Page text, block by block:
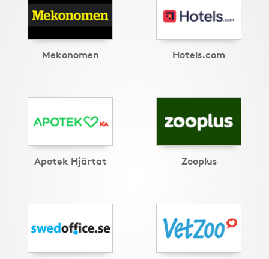
Mekonomen Hotels.com
Apotek Hjärtat Zooplus